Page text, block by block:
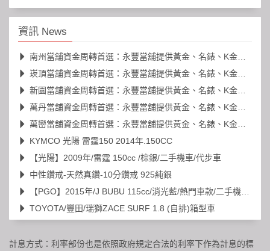
資訊 News
南州當舖資金周轉首選：永豐當舖提供黃金、名錶、K金高價典當
崁頂當舖資金周轉首選：永豐當舖提供黃金、名錶、K金高價典當
新園當舖資金周轉首選：永豐當舖提供黃金、名錶、K金高價典當
萬丹當舖資金周轉首選：永豐當舖提供黃金、名錶、K金高價典當
萬巒當舖資金周轉首選：永豐當舖提供黃金、名錶、K金高價典當
KYMCO 光陽 雷霆150 2014年.150CC
【光陽】2009年/雷霆 150cc /棕銀/二手機車/代步車
中性鑽戒-天然真鑽-10分鑽戒 925純銀
【PGO】2015年/J BUBU 115cc/消光藍/熱門車款/二手機車/代步車
TOYOTA/豐田/瑞獅ZACE SURF 1.8 (自排)箱型車
計息方式：利率部份也是依照政府規定合法的利率下作為計息的標